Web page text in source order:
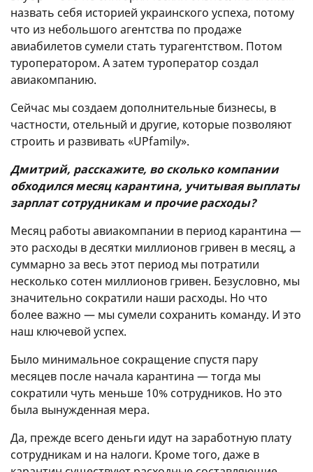
назвать себя историей украинского успеха, потому
что из небольшого агентства по продаже
авиабилетов сумели стать турагентством. Потом
туроператором. А затем туроператор создал
авиакомпанию.
Сейчас мы создаем дополнительные бизнесы, в
частности, отельный и другие, которые позволяют
строить и развивать «UPfamily».
Дмитрий, расскажите, во сколько компании
обходился месяц карантина, учитывая выплаты
зарплат сотрудникам и прочие расходы?
Месяц работы авиакомпании в период карантина —
это расходы в десятки миллионов гривен в месяц, а
суммарно за весь этот период мы потратили
несколько сотен миллионов гривен. Безусловно, мы
значительно сократили наши расходы. Но что
более важно — мы сумели сохранить команду. И это
наш ключевой успех.
Было минимальное сокращение спустя пару
месяцев после начала карантина — тогда мы
сократили чуть меньше 10% сотрудников. Но это
была вынужденная мера.
Да, прежде всего деньги идут на заработную плату
сотрудникам и на налоги. Кроме того, даже в